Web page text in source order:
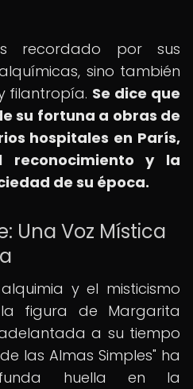
recordado por sus
sino también
filantropía. Se dice que
su fortuna a obras de
hospitales en París,
y la
de su época.
Una Voz Mística
y el misticismo
figura de Margarita
a su tiempo
las Almas Simples" ha
huella en la